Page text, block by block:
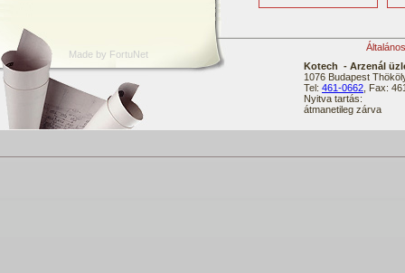
Made by FortuNet
Kotech - Arzenál
1076 Budapest
Tel: 461-0662 , Fax:
Nyitva tartás:
átmanetileg zárva